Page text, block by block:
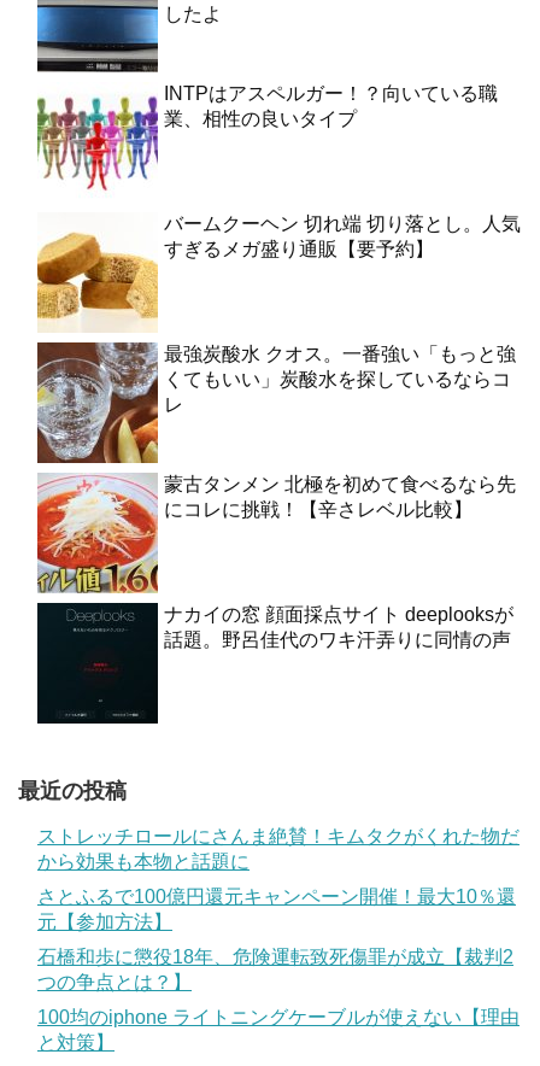
したよ
INTPはアスペルガー！？向いている職
業、相性の良いタイプ
バームクーヘン 切れ端 切り落とし。人気
すぎるメガ盛り通販【要予約】
最強炭酸水 クオス。一番強い「もっと強
くてもいい」炭酸水を探しているならコ
レ
蒙古タンメン 北極を初めて食べるなら先
にコレに挑戦！【辛さレベル比較】
ナカイの窓 顔面採点サイト deeplooksが
話題。野呂佳代のワキ汗弄りに同情の声
最近の投稿
ストレッチロールにさんま絶賛！キムタクがくれた物だ
から効果も本物と話題に
さとふるで100億円還元キャンペーン開催！最大10％還
元【参加方法】
石橋和歩に懲役18年、危険運転致死傷罪が成立【裁判2
つの争点とは？】
100均のiphone ライトニングケーブルが使えない【理由
と対策】